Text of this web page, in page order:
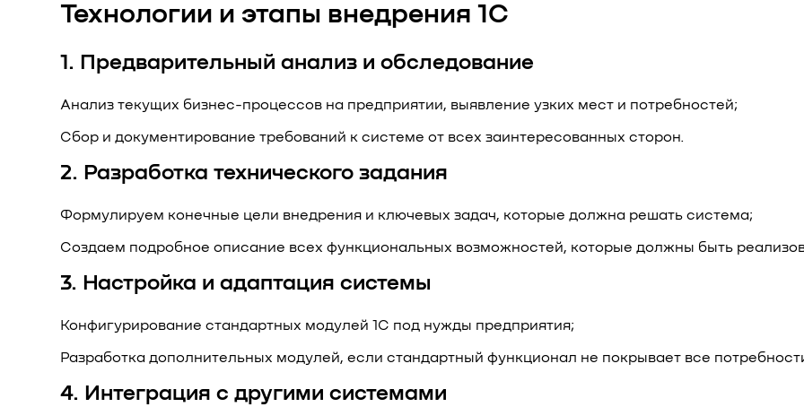
Технологии и этапы внедрения 1С
1. Предварительный анализ и обследование
Анализ текущих бизнес-процессов на предприятии, выявление узких мест и потребностей;
Сбор и документирование требований к системе от всех заинтересованных сторон.
2. Разработка технического задания
Формулируем конечные цели внедрения и ключевых задач, которые должна решать система;
Создаем подробное описание всех функциональных возможностей, которые должны быть
3. Настройка и адаптация системы
Конфигурирование стандартных модулей 1С под нужды предприятия;
Разработка дополнительных модулей, если стандартный функционал не покрывает все
4. Интеграция с другими системами